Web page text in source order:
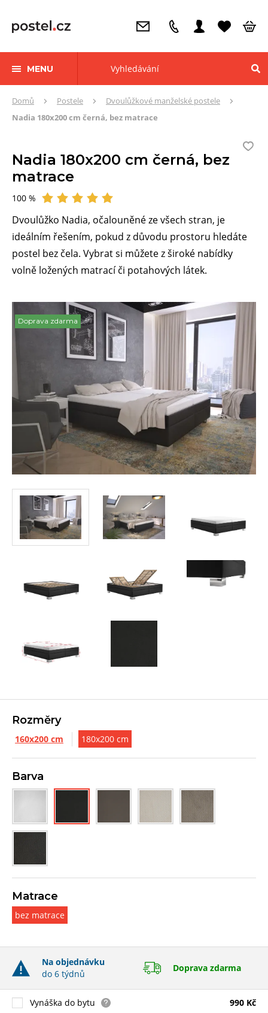
MENU
ZdeDomů Postele
Dvoulůžkové manželské postele
Nadia 180x200 cm černá, bez matrace
Nadia 180x200 cm černá, bez
matrace
Hodnocení
100 %
Dvoulůžko Nadia, očalouněné ze všech stran, je
ideálním řešením, pokud z důvodu prostoru hledáte
postel bez čela. Vybrat si můžete z široké nabídky
volně ložených matrací či potahových látek.
Doprava zdarma
Rozměry
160x200 cm 180x200 cm
Barva
Matrace
bez matrace
Na objednávku
do 6 týdnů
Doprava zdarma
Vynáška do bytu
990 Kč